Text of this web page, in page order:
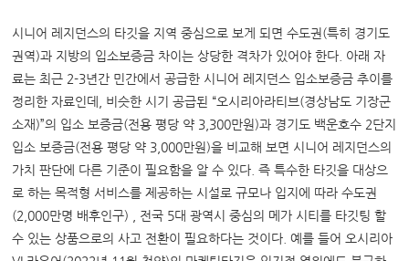
시니어 레지던스의 타깃을 지역 중심으로 보게 되면 수도권(특히 경기도
권역)과 지방의 입소보증금 차이는 상당한 격차가 있어야 한다. 아래 자
료는 최근 2-3년간 민간에서 공급한 시니어 레지던스 입소보증금 추이를
정리한 자료인데, 비슷한 시기 공급된 “오시리아라티브(경상남도 기장군
소재)”의 입소 보증금(전용 평당 약 3,300만원)과 경기도 백운호수 2단지
입소 보증금(전용 평당 약 3,000만원)을 비교해 보면 시니어 레지던스의
가치 판단에 다른 기준이 필요함을 알 수 있다. 즉 특수한 타깃을 대상으
로 하는 목적형 서비스를 제공하는 시설로 규모나 입지에 따라 수도권
(2,000만명 배후인구) , 전국 5대 광역시 중심의 메가 시티를 타깃팅 할
수 있는 상품으로의 사고 전환이 필요하다는 것이다. 예를 들어 오시리아